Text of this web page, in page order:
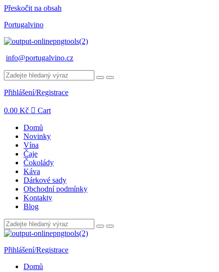
Přeskočit na obsah
Portugalvino
info@portugalvino.cz
Přihlášení/Registrace
0.00 Kč Cart
Domů
Novinky
Vína
Čaje
Čokolády
Káva
Dárkové sady
Obchodní podmínky
Kontakty
Blog
Přihlášení/Registrace
Domů